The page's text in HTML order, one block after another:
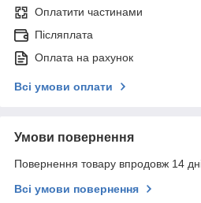
Оплатити частинами
Післяплата
Оплата на рахунок
Всі умови оплати
Умови повернення
Повернення товару впродовж 14
Всі умови повернення